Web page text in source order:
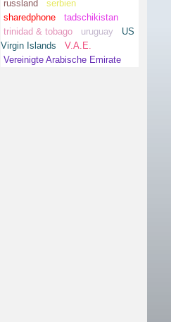
russland
serbien
sharedphone
tadschikistan
trinidad & tobago
uruguay
US
Virgin Islands
V.A.E.
Vereinigte Arabische Emirate